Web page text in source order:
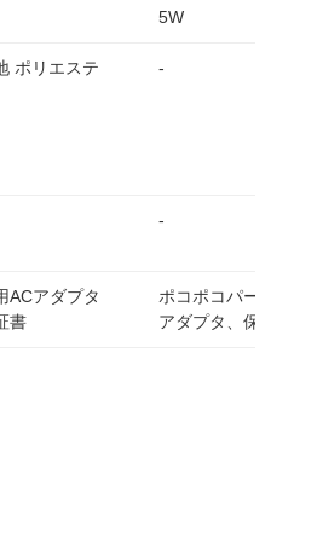
ポリエステ
ACアダプタ
書
5W
-
-
ポコポコパーツ、取
アダプタ、保証書